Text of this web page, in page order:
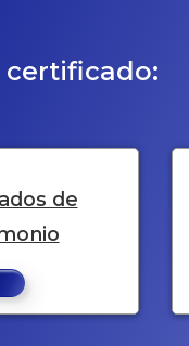
certificado:
de